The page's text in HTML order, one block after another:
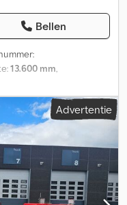
Bellen
13.600 mm,
= - Luchtvering
= Gewichten
gewicht: 9.220 kg
staat: redelijk
redelijk Meer informatie
achterbanden: 40
275/70 R 22.5 Meer
voor meer
Advertentie